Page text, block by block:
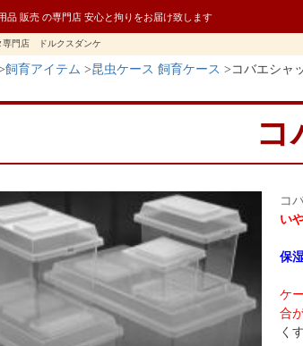
品 販売 の専門店 安心と拘りをお届け致します
専門店 ドルクスダンケ
飼育アイテム 昆虫ケース 飼育ケース コバエシャ
コ
コ
い
保
ケ
合
く